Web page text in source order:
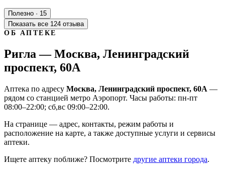
Полезно · 15
Показать все 124 отзыва
ОБ АПТЕКЕ
Ригла — Москва, Ленинградский
проспект, 60А
Аптека по адресу Москва, Ленинградский проспект, 60А —
рядом со станцией метро Аэропорт. Часы работы: пн-пт
08:00–22:00; сб,вс 09:00–22:00.
На странице — адрес, контакты, режим работы и
расположение на карте, а также доступные услуги и сервисы
аптеки.
Ищете аптеку поближе? Посмотрите другие аптеки города.